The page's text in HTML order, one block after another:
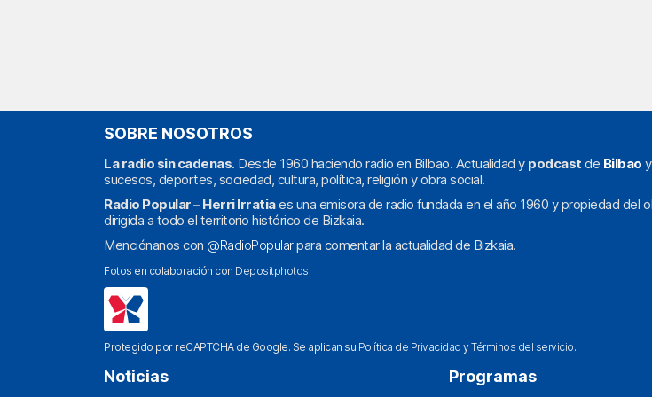
SOBRE NOSOTROS
La radio sin cadenas. Desde 1960 haciendo radio en Bilbao. Actualidad y podcast de Bilbao y
sucesos, deportes, sociedad, cultura, política, religión y obra social.
Radio Popular – Herri Irratiaes una emisora de radio fundada en el año 1960 y propiedad del
dirigida a todo el territorio histórico de Bizkaia.
Menciónanos con @RadioPopularpara comentar la actualidad de Bizkaia.
Fotos en colaboración con Depositphotos
Protegido por reCAPTCHA de Google. Se aplican su Política de Privacidad yTérminos del servicio.
Noticias Programas